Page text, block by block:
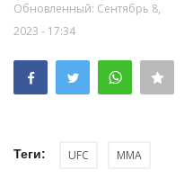
Обновленный: Сентябрь 8,
2023 - 17:34
Теги: UFC MMA